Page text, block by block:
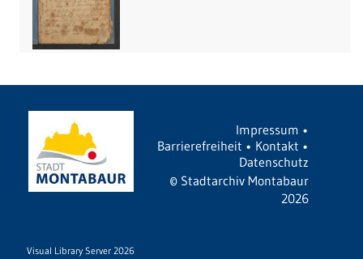
Impressum •
Barrierefreiheit • Kontakt •
Datenschutz
© Stadtarchiv Montabaur
2026
Visual Library Server 2026